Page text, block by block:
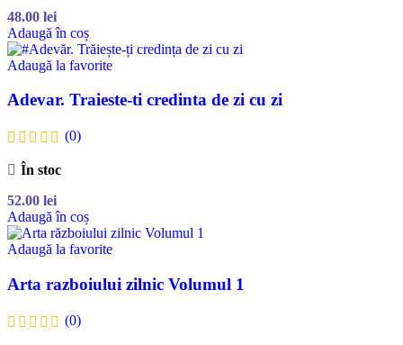
48.00 lei
Adaugă în coș
Adaugă la favorite
Adevar. Traieste-ti credinta de zi cu zi
(0)
În stoc
52.00 lei
Adaugă în coș
Adaugă la favorite
Arta razboiului zilnic Volumul 1
(0)